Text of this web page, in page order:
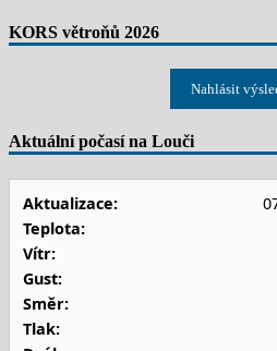
KORS větroňů 2026
Nahlásit
Aktuální počasí na Louči
Aktualizace:
Teplota:
Vítr:
Gust:
Směr:
Tlak: